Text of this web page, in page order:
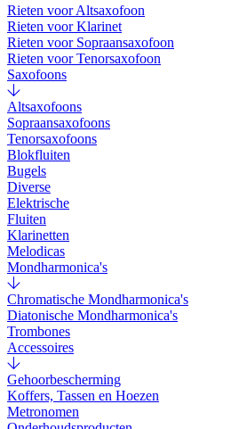
Rieten voor Altsaxofoon
Rieten voor Klarinet
Rieten voor Sopraansaxofoon
Rieten voor Tenorsaxofoon
Saxofoons
Altsaxofoons
Sopraansaxofoons
Tenorsaxofoons
Blokfluiten
Bugels
Diverse
Elektrische
Fluiten
Klarinetten
Melodicas
Mondharmonica's
Chromatische Mondharmonica's
Diatonische Mondharmonica's
Trombones
Accessoires
Gehoorbescherming
Koffers, Tassen en Hoezen
Metronomen